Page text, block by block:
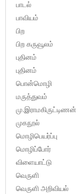
பாடல்
பாவியம்
பிற
பிற கருவூலம்
புதினம்
புதினம்
பொன்மொழி
மருத்துவம்
மு.இராமகிருட்டிணன்
முகநூல்
மொழிபெயர்ப்பு
மொழிப்போர்
விளையாட்டு
வெருளி
வெருளி அறிவியல்